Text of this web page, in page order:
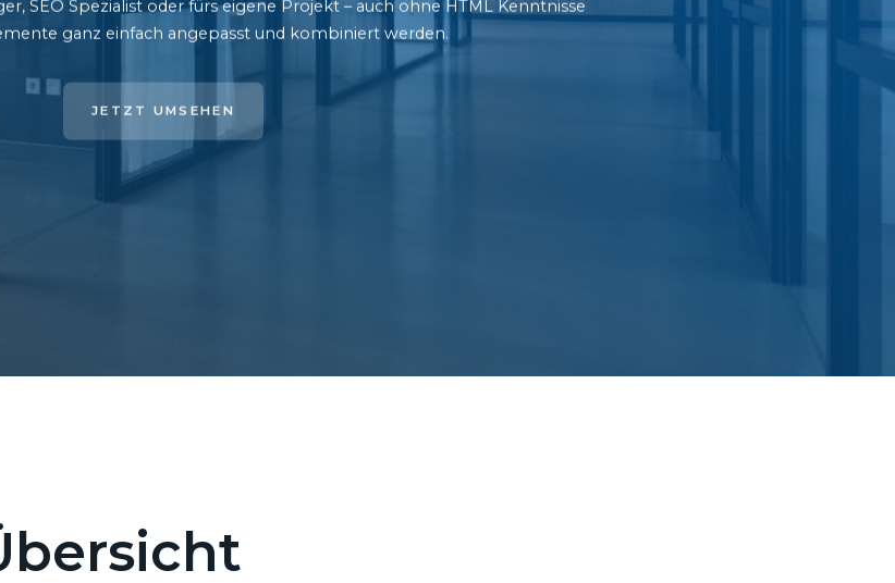
SEO Spezialist oder fürs eigene Projekt – auch ohne HTML Kenntnisse
ganz einfach angepasst und kombiniert werden.
JETZT UMSEHEN